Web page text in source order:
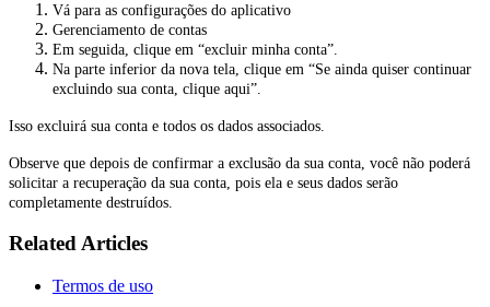
Vá para as configurações do aplicativo
Gerenciamento de contas
Em seguida, clique em “excluir minha conta”.
Na parte inferior da nova tela, clique em “Se ainda quiser continuar
excluindo sua conta, clique aqui”.
Isso excluirá sua conta e todos os dados associados.
Observe que depois de confirmar a exclusão da sua conta, você não poderá
solicitar a recuperação da sua conta, pois ela e seus dados serão
completamente destruídos.
Related Articles
Termos de uso